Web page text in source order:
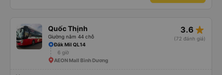
Quốc Thịnh
Giường nằm 44 chỗ
3.6 star_rate
(72 đánh giá)
Đắk Mil QL14
6 giờ
AEON Mall Bình Dương